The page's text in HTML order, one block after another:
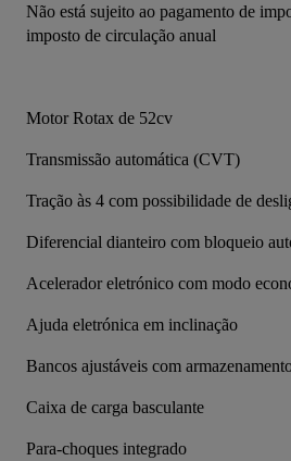
Não está sujeito ao pagamento de
imposto de circulação anual
Motor Rotax de 52cv
Transmissão automática (CVT)
Tração às 4 com possibilidade de
Diferencial dianteiro com bloqueio
Acelerador eletrónico com modo
Ajuda eletrónica em inclinação
Bancos ajustáveis com
Caixa de carga basculante
Para-choques integrado